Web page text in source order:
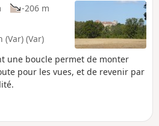
leurs
de vue
-206 m
(Var)
une boucle permet de monter
pour les vues, et de revenir par